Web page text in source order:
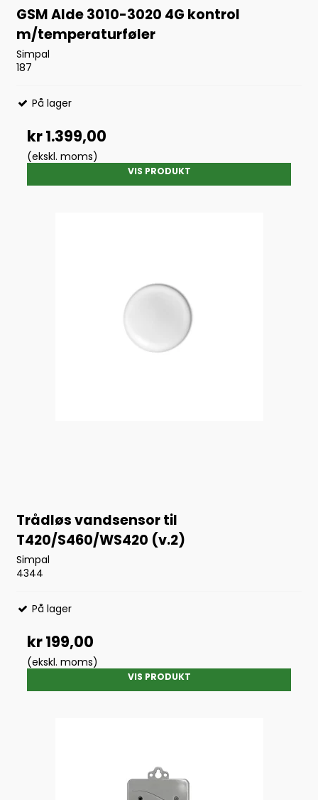
GSM Alde 3010-3020 4G kontrol
m/temperaturføler
Simpal
187
På lager
kr 1.399,00
(ekskl. moms)
VIS PRODUKT
Trådløs vandsensor til
T420/S460/WS420 (v.2)
Simpal
4344
På lager
kr 199,00
(ekskl. moms)
VIS PRODUKT